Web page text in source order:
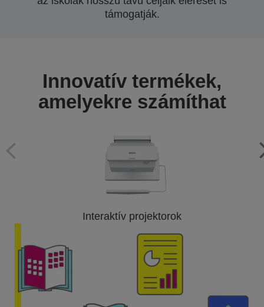
támogatják.
Innovatív termékek,
amelyekre számíthat
Interaktív projektorok